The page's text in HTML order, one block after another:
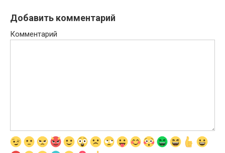
Добавить комментарий
Комментарий